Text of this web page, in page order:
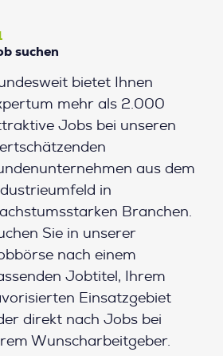
suchen
bietet Ihnen
mehr als 2.000
Jobs bei unseren
aus dem
in
Branchen.
Sie in unserer
nach einem
Jobtitel, Ihrem
Einsatzgebiet
direkt nach Jobs bei
Wunscharbeitgeber.